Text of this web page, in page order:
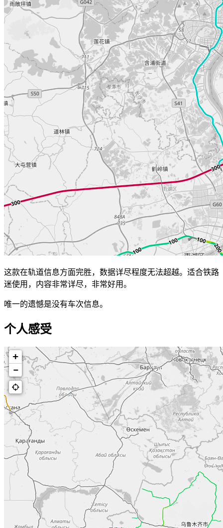
这款在轨道信息方面完胜，数据详尽程度无法超越。适合铁路
迷使用，内容非常详尽，非常好用。
唯一的遗憾是没有车次信息。
个人感受